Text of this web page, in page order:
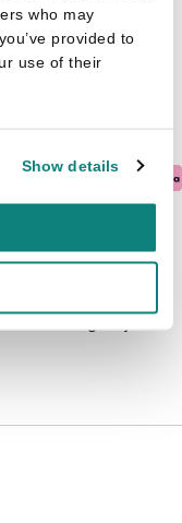
who may
provided to
use of their
Show details
geïnteresseerd?
komen ze
Maar eigenlijk is